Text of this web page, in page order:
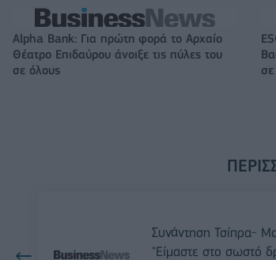
Alpha Bank: Για πρώτη φορά το Αρχαίο
Θέατρο Επιδαύρου άνοιξε τις πύλες του
σε όλους
Συνάντηση Τσίπρα-
"Είμαστε στο σωστό